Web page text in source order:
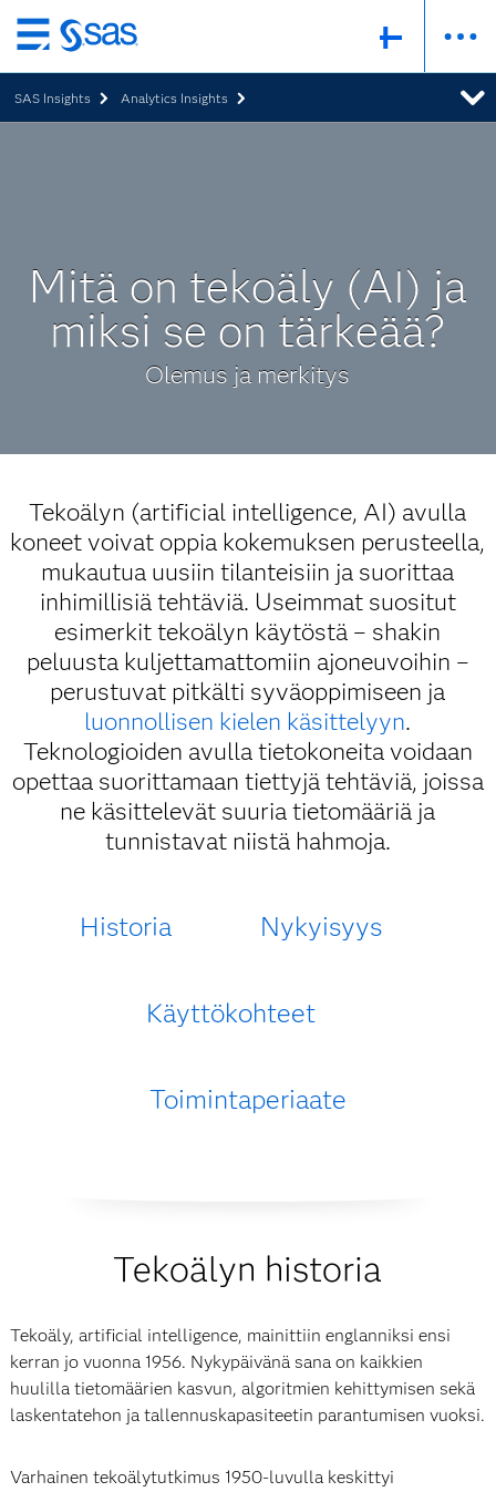
Skip
to
main
content
SAS Insights Analytics Insights
Mitä on tekoäly (AI) ja
miksi se on tärkeää?
Olemus ja merkitys
Tekoälyn (artificial intelligence, AI) avulla
koneet voivat oppia kokemuksen perusteella,
mukautua uusiin tilanteisiin ja suorittaa
inhimillisiä tehtäviä. Useimmat suositut
esimerkit tekoälyn käytöstä – shakin
peluusta kuljettamattomiin ajoneuvoihin –
perustuvat pitkälti syväoppimiseen ja
luonnollisen kielen käsittelyyn.
Teknologioiden avulla tietokoneita voidaan
opettaa suorittamaan tiettyjä tehtäviä, joissa
ne käsittelevät suuria tietomääriä ja
tunnistavat niistä hahmoja.
Historia Nykyisyys
Käyttökohteet
Toimintaperiaate
Tekoälyn historia
Tekoäly, artificial intelligence, mainittiin englanniksi ensi
kerran jo vuonna 1956. Nykypäivänä sana on kaikkien
huulilla tietomäärien kasvun, algoritmien kehittymisen sekä
laskentatehon ja tallennuskapasiteetin parantumisen vuoksi.
Varhainen tekoälytutkimus 1950-luvulla keskittyi